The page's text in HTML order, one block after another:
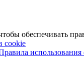
обеспечивать
cookie